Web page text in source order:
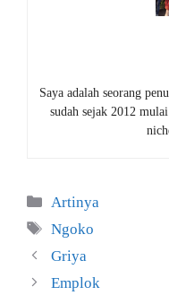
Saya adalah seorang
sudah sejak 2012
Kategori
Artinya
Tag
Ngoko
Griya
Emplok